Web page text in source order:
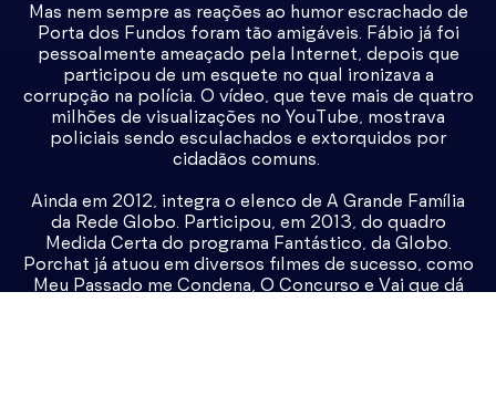
Mas nem sempre as reações ao humor escrachado de
Porta dos Fundos foram tão amigáveis. Fábio já foi
pessoalmente ameaçado pela Internet, depois que
participou de um esquete no qual ironizava a
corrupção na polícia. O vídeo, que teve mais de quatro
milhões de visualizações no YouTube, mostrava
policiais sendo esculachados e extorquidos por
cidadãos comuns.
Ainda em 2012, integra o elenco de A Grande Família
da Rede Globo. Participou, em 2013, do quadro
Medida Certa do programa Fantástico, da Globo.
Porchat já atuou em diversos filmes de sucesso, como
Meu Passado me Condena, O Concurso e Vai que dá